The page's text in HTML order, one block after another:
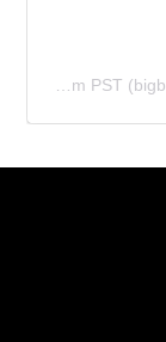
Jan 1, 2020 at 11:33am PST